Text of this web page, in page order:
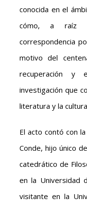
conocida en el
cómo, a raíz
correspondencia
motivo del
recuperación y
investigación que
literatura y la
El acto contó con
Conde, hijo único
catedrático de
en la Universidad
visitante en la